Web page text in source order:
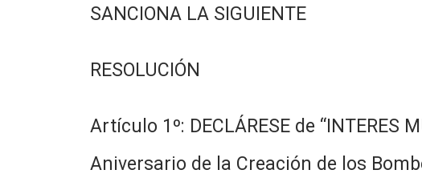
SANCIONA LA SIGUIENTE
RESOLUCIÓN
Artículo 1º: DECLÁRESE de “INTERES
Aniversario de la Creación de los